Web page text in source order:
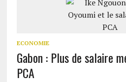
ECONOMIE
Gabon : Plus de salaire
PCA